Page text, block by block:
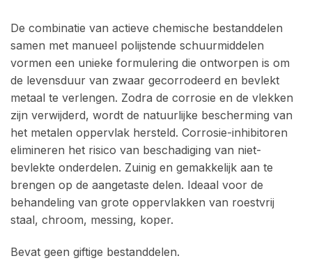
De combinatie van actieve chemische bestanddelen
samen met manueel polijstende schuurmiddelen
vormen een unieke formulering die ontworpen is om
de levensduur van zwaar gecorrodeerd en bevlekt
metaal te verlengen. Zodra de corrosie en de vlekken
zijn verwijderd, wordt de natuurlijke bescherming van
het metalen oppervlak hersteld. Corrosie-inhibitoren
elimineren het risico van beschadiging van niet-
bevlekte onderdelen. Zuinig en gemakkelijk aan te
brengen op de aangetaste delen. Ideaal voor de
behandeling van grote oppervlakken van roestvrij
staal, chroom, messing, koper.
Bevat geen giftige bestanddelen.